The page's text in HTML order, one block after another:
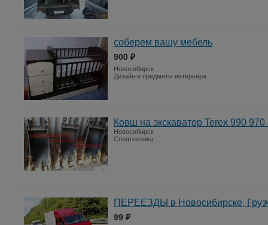
соберем вашу мебель
900 ₽
Новосибирск
Дизайн и предметы интерьера
Ковш на экскаватор Terex 990 970
Новосибирск
Спецтехника
ПЕРЕЕЗДЫ в Новосибирске,
99 ₽